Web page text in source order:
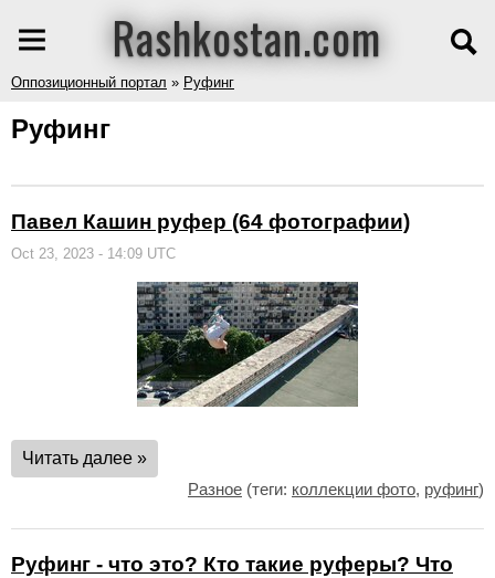
Rashkostan.com
Оппозиционный портал » Руфинг
Руфинг
Павел Кашин руфер (64 фотографии)
Oct 23, 2023 - 14:09 UTC
Читать далее »
Разное (теги: коллекции фото, руфинг)
Руфинг - что это? Кто такие руферы? Что